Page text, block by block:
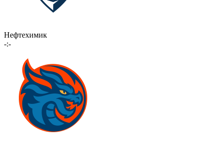
Нефтехимик
-:-